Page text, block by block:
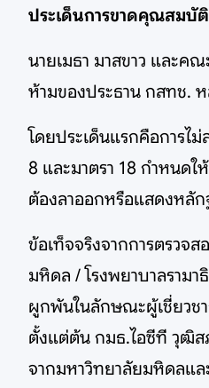
ประเด็นการขาดคุณสมบั
นายเมธา มาสขาว และค
ห้ามของประธาน กสทช.
โดยประเด็นแรกคือการไ
8 และมาตรา 18 กำหนด
ต้องลาออกหรือแสดงหลัก
ข้อเท็จจริงจากการตรวจ
มหิดล / โรงพยาบาลราม
ผูกพันในลักษณะผู้เชี่ยวช
ตั้งแต่ต้น กมธ.ไอซีที วุฒิส
จากมหาวิทยาลัยมหิดลแล